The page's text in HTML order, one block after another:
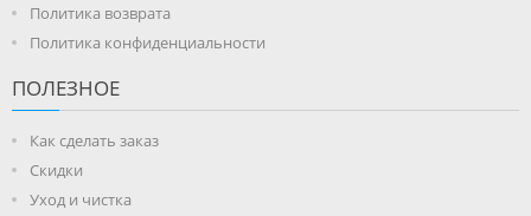
Политика возврата
Политика конфиденциальности
ПОЛЕЗНОЕ
Как сделать заказ
Скидки
Уход и чистка